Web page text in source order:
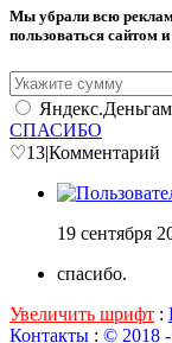
Мы убрали всю
пользоваться сайтом
СПАСИБО
♡13|Комментарий
19 сентября
спасибо.
Увеличить шрифт :
Контакты : © 2018